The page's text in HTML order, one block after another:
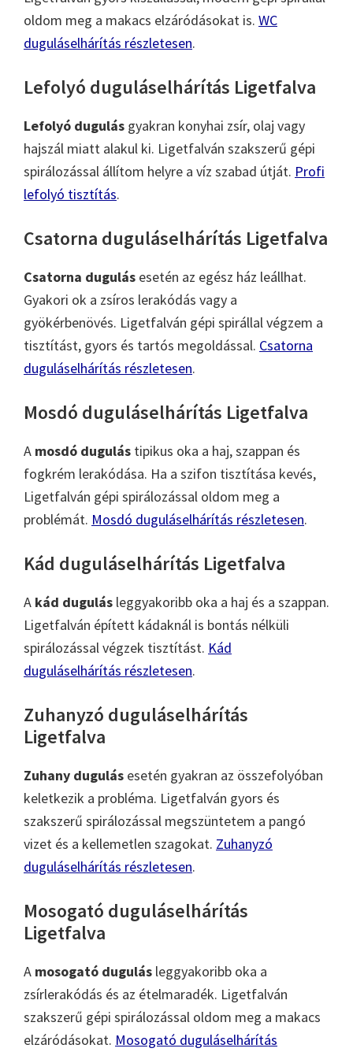
oldom meg a makacs elzáródásokat is. WC
duguláselhárítás részletesen.
Lefolyó duguláselhárítás Ligetfalva
Lefolyó dugulás gyakran konyhai zsír, olaj vagy
hajszál miatt alakul ki. Ligetfalván szakszerű gépi
spirálozással állítom helyre a víz szabad útját. Profi
lefolyó tisztítás.
Csatorna duguláselhárítás Ligetfalva
Csatorna dugulás esetén az egész ház leállhat.
Gyakori ok a zsíros lerakódás vagy a
gyökérbenövés. Ligetfalván gépi spirállal végzem a
tisztítást, gyors és tartós megoldással. Csatorna
duguláselhárítás részletesen.
Mosdó duguláselhárítás Ligetfalva
A mosdó dugulás tipikus oka a haj, szappan és
fogkrém lerakódása. Ha a szifon tisztítása kevés,
Ligetfalván gépi spirálozással oldom meg a
problémát. Mosdó duguláselhárítás részletesen.
Kád duguláselhárítás Ligetfalva
A kád dugulás leggyakoribb oka a haj és a szappan.
Ligetfalván épített kádaknál is bontás nélküli
spirálozással végzek tisztítást. Kád
duguláselhárítás részletesen.
Zuhanyzó duguláselhárítás
Ligetfalva
Zuhany dugulás esetén gyakran az összefolyóban
keletkezik a probléma. Ligetfalván gyors és
szakszerű spirálozással megszüntetem a pangó
vizet és a kellemetlen szagokat. Zuhanyzó
duguláselhárítás részletesen.
Mosogató duguláselhárítás
Ligetfalva
A mosogató dugulás leggyakoribb oka a
zsírlerakódás és az ételmaradék. Ligetfalván
szakszerű gépi spirálozással oldom meg a makacs
elzáródásokat. Mosogató duguláselhárítás